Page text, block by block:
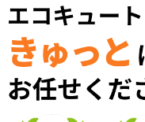
お役立ち情報
お客様の声